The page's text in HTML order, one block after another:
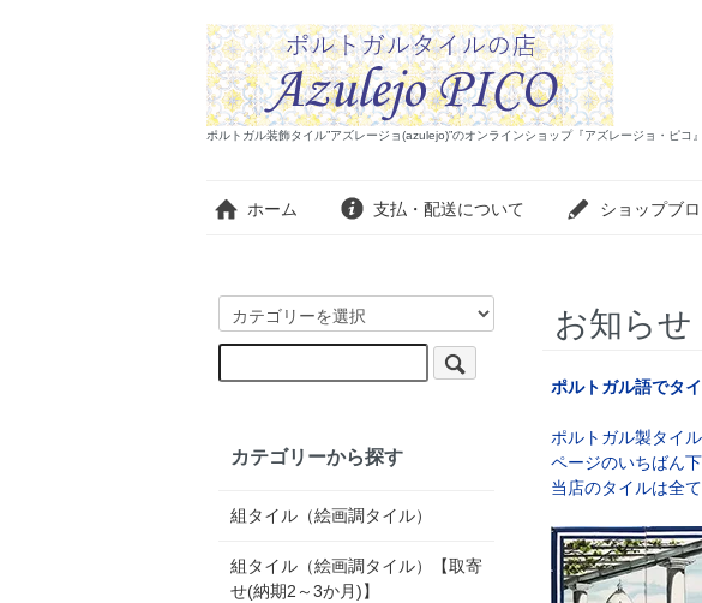
ポルトガル装飾タイル”アズレージョ(azulejo)”のオンラインショップ『アズレージョ・ピコ』
ホーム 支払・配送について ショップブ
お知らせ
ポルトガル語でタ
ポルトガル製タイ
ページのいちばん
当店のタイルは全
カテゴリーから探す
組タイル（絵画調タイル）
組タイル（絵画調タイル）【取寄
せ(納期2～3か月)】